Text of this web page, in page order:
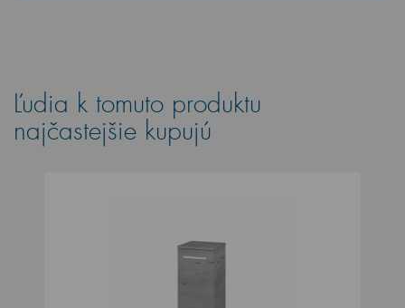
Ľudia k tomuto produktu
najčastejšie kupujú